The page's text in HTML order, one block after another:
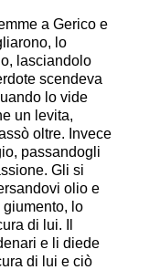
a Gerico e
lo
lasciandolo
scendeva
lo vide
un levita,
oltre. Invece
passandogli
Gli si
olio e
lo
di lui. Il
e li diede
di lui e ciò